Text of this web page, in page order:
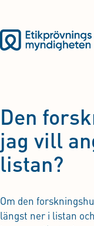
Den
jag vill
listan?
Om den
längst ner i listan